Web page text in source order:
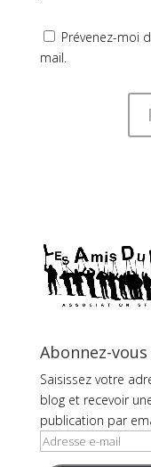
Prévenez-moi
mail.
Abonnez-
Saisissez votre
blog et recevoir
publication par
Adresse